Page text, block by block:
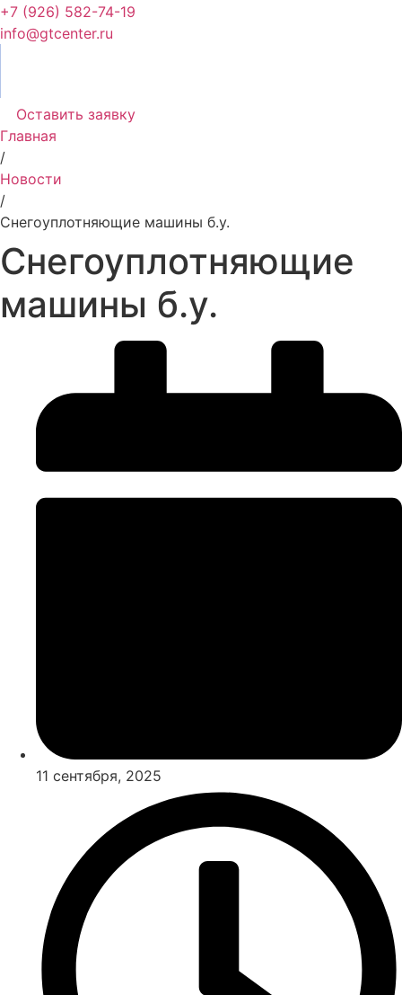
+7 (926) 582-74-19
info@gtcenter.ru
Оставить заявку
Главная
/
Новости
/
Снегоуплотняющие машины б.у.
Снегоуплотняющие
машины б.у.
11 сентября, 2025